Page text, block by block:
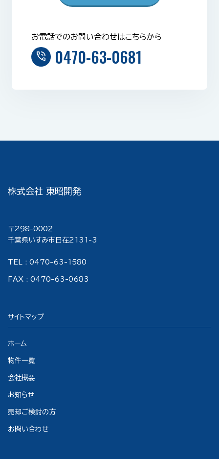
お電話でのお問い合わせはこちらから
phone_in_talk 0470-63-0681
株式会社 東昭開発
〒298-000２
千葉県いすみ市日在2131-3
TEL : 0470-63-1580
FAX : 0470-63-0683
サイトマップ
ホーム
物件一覧
会社概要
お知らせ
売却ご検討の方
お問い合わせ